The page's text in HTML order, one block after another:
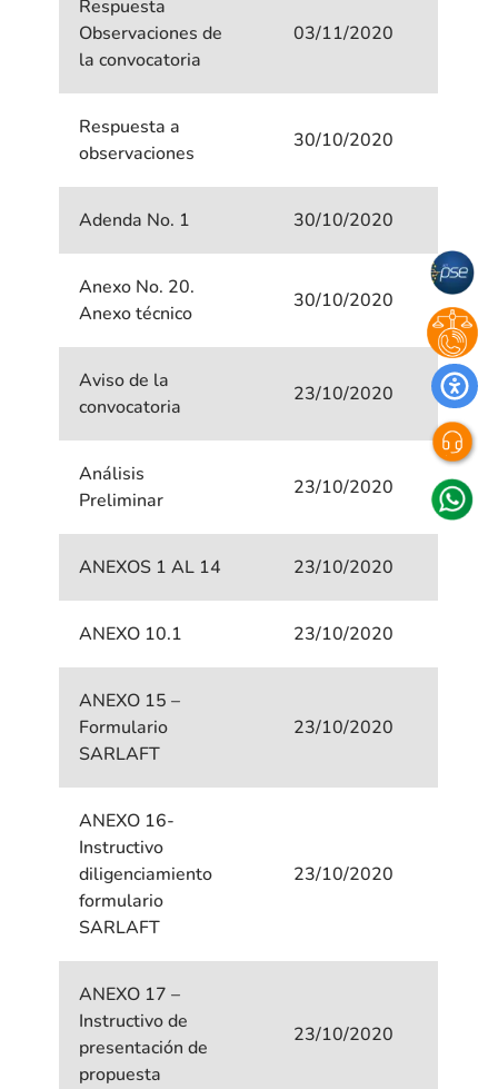
Respuesta
Observaciones de
la convocatoria
03/11/2020
Respuesta a
observaciones
30/10/2020
Adenda No. 1 30/10/2020
Anexo No. 20.
Anexo técnico
30/10/2020
Aviso de la
convocatoria
23/10/2020
Análisis
Preliminar
23/10/2020
ANEXOS 1 AL 14 23/10/2020
ANEXO 10.1 23/10/2020
ANEXO 15 –
Formulario
SARLAFT
23/10/2020
ANEXO 16-
Instructivo
diligenciamiento
formulario
SARLAFT
23/10/2020
ANEXO 17 –
Instructivo de
presentación de
propuesta
23/10/2020